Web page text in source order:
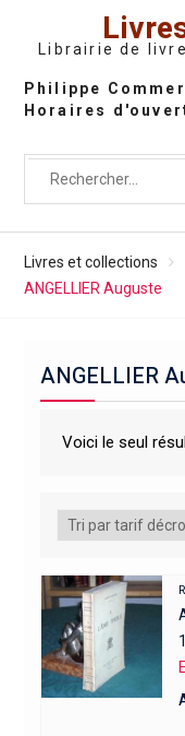
Librairie de
Livres et collections
ANGELLIER Auguste
ANGELLIER
Voici le seul